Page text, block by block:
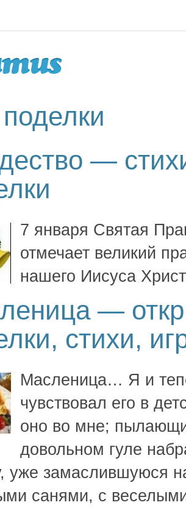
—
7 января Святая
отмечает великий
нашего Иисуса
—
стихи,
Масленица… Я и
чувствовал его в
оно во мне;
довольном гуле
уже замаслившуюся
санями, с